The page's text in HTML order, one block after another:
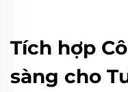
Tích hợp
sàng cho